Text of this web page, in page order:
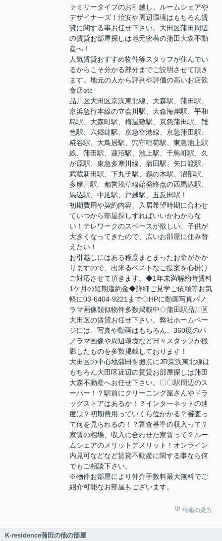
ァミリータイプのお引越し、ルームシェアや
デザイナーズ！治安や周辺環境はもちろん賃
貸に関する事お任せ下さい。大田区蒲田周辺
の賃貸お部屋探しは地元密着の蒲田大森不動
産へ！
人気賃貸おすすめ物件等スタッフが住んでい
るからこそ分かる部分までご説明させて頂き
ます。地元の人から評判や評価の高いお店飲
食店etc
品川区大田区京浜東北線、大森駅、蒲田駅、
京浜急行本線の立会川駅、大森海岸駅、平和
島駅、大森町駅、梅屋敷駅、京急蒲田駅、雑
色駅、六郷建駅、京急空港線、京急蒲田駅、
糀谷駅、大鳥居駅、穴守稲荷駅、東急池上駅
線、蒲田駅、蓮沼駅、池上駅、千鳥町駅、久
が原駅、東急多摩川線、蒲田駅、矢口渡駅、
武蔵新田駅、下丸子駅、鵜の木駅、沼部駅、
多摩川駅、都営浅草線始発終点の西馬込駅、
馬込駅、中延駅、戸越駅、五反田駅！
初期費用や契約内容、入居希望時期に合わせ
ていつから部屋探しすればいいかわからな
い！テレワークのスペースが欲しい、子供が
大きくなってきたので、広いお部屋に住み替
えたい！
お引越しにはある程度まとまったお金がかか
りますので、出来るベストなご提案を心掛け
ご対応させて頂きます。◆1年未満解約時賃料
1ケ月の短期違約金◆詳細ご見学ご依頼等お気
軽に03-6404-9221まで◇HPに動画写真パノ
ラマ画像類似物件多数掲載中◇蒲田駅品川区
大田区の賃貸お任せ下さい。弊社ホームペー
ジには、写真や動画はもちろん、360度のパ
ノラマ画像や周辺環境など日々スタッフが撮
影したものを多数掲載しております！
大田区の中心地蒲田を拠点にJR京浜東北線は
もちろん大田区近辺の賃貸お部屋探しは蒲田
大森不動産へお任せ下さい。〇〇駅周辺のス
ーパー！？駅前にクリーニング屋さんやドラ
ッグストアはあるか！？インターネットの速
度は？初期費用っていくら位かかる？審査っ
て何を見られるの！？審査基準の収入って？
家賃の相場、収入に合わせた家賃って？ルー
ムシェアのメリットデメリット！オンライン
内見可などなど賃貸不動産に関する事なら何
でもご相談下さい。
※物件お部屋により仲介手数料最大無料でご
紹介可能なお部屋もございます。
情報の見方
K-residence蒲田の他の部屋